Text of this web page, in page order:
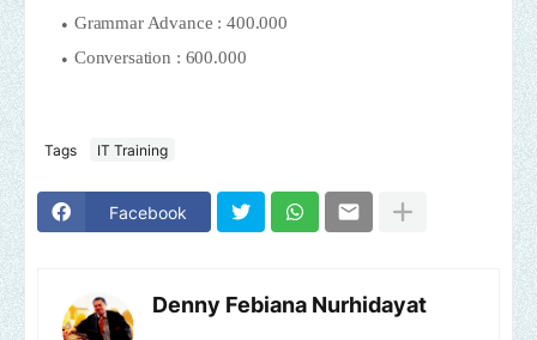
Grammar Advance : 400.000
Conversation : 600.000
Tags IT Training
Facebook
Denny Febiana Nurhidayat